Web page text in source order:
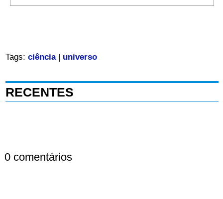
Tags: ciência| universo
RECENTES
0 comentários